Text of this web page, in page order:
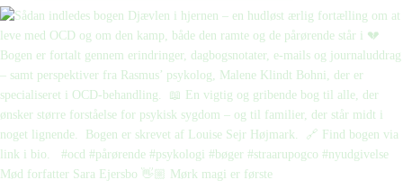
Mød forfatter Sara Ejersbo 👋🏼 Mørk magi er første